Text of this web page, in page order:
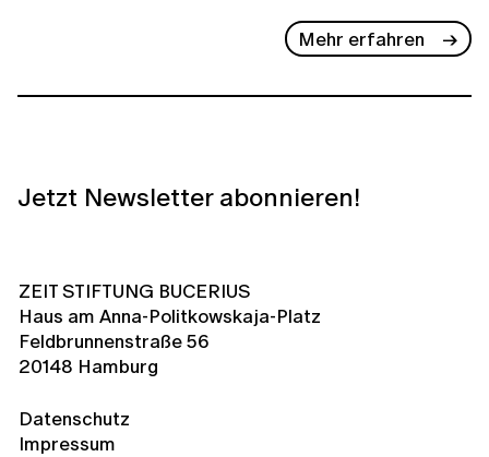
Mehr erfahren
Jetzt Newsletter abonnieren!
ZEIT STIFTUNG BUCERIUS
Haus am Anna-Politkowskaja-Platz
Feldbrunnenstraße 56
20148 Hamburg
Datenschutz
Impressum